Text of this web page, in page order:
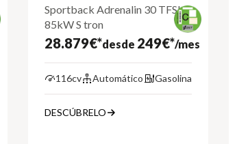
Sportback Adrenalin 30 TFSI
85kW S tron
28.879€*desde 249€*/mes
116cv Automático Gasolina
DESCÚBRELO